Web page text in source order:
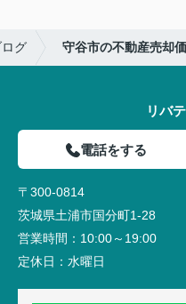
グ 守谷市の不動産売却
リバ
電話をする
〒300-0814
茨城県土浦市国分町1-28
営業時間： 10:00～19:00
定休日： 水曜日